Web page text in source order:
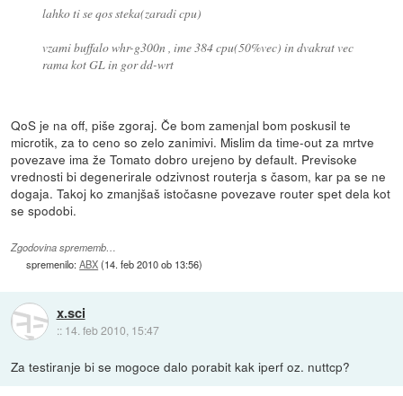
lahko ti se qos steka(zaradi cpu)
vzami buffalo whr-g300n , ime 384 cpu(50%vec) in dvakrat vec
rama kot GL in gor dd-wrt
QoS je na off, piše zgoraj. Če bom zamenjal bom poskusil te
microtik, za to ceno so zelo zanimivi. Mislim da time-out za mrtve
povezave ima že Tomato dobro urejeno by default. Previsoke
vrednosti bi degenerirale odzivnost routerja s časom, kar pa se ne
dogaja. Takoj ko zmanjšaš istočasne povezave router spet dela kot
se spodobi.
Zgodovina sprememb…
spremenilo:ABX(14. feb 2010 ob 13:56)
x.sci
:: 14. feb 2010, 15:47
Za testiranje bi se mogoce dalo porabit kak iperf oz. nuttcp?